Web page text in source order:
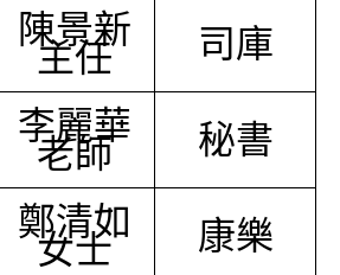
陳景新
主任 司庫
李麗華
老師 秘書
鄭清如
女士 康樂